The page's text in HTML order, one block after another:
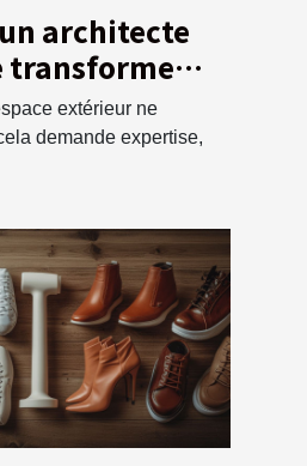
architecte
transforme
extérieur ?
extérieur ne
demande expertise,